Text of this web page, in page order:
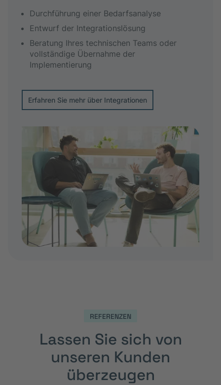
Durchführung einer Bedarfsanalyse
Entwurf der Integrationslösung
Beratung Ihres technischen Teams oder
vollständige Übernahme der
Implementierung
Erfahren Sie mehr über Integrationen
REFERENZEN
Lassen Sie sich von
unseren Kunden
überzeugen